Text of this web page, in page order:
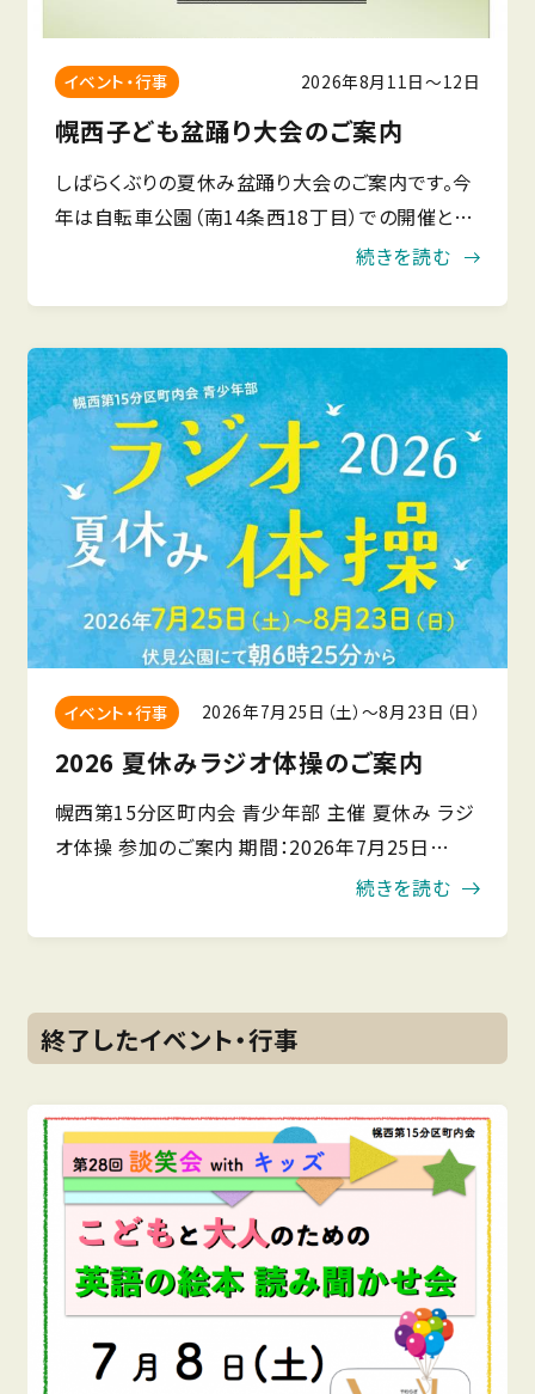
イベント・行事 2026年8月11日〜12日
幌西子ども盆踊り大会のご案内
しばらくぶりの夏休み盆踊り大会のご案内です。今
年は自転車公園（南14条西18丁目）での開催とな
ります。キッチンカーも出店予定ですので、今年は
続きを読む
イベント・行事 2026年7月25日（土）〜8月23日（日）
2026 夏休みラジオ体操のご案内
幌西第15分区町内会 青少年部 主催 夏休み ラジ
オ体操 参加のご案内 期間：2026年7月25日
（土）〜8月23日（日） 時間：朝6時25分から 場所：
続きを読む
終了したイベント・行事